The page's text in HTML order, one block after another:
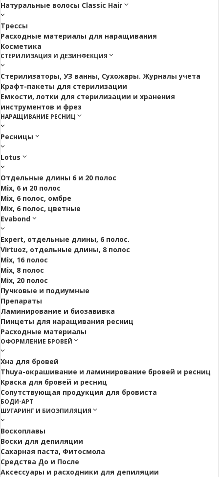
Натуральные волосы Classic Hair
Трессы
Расходные материалы для наращивания
Косметика
СТЕРИЛИЗАЦИЯ И ДЕЗИНФЕКЦИЯ
Стерилизаторы, УЗ ванны, Сухожары. Журналы учета
Крафт-пакеты для стерилизации
Емкости, лотки для стерилизации и хранения
инструментов и фрез
НАРАЩИВАНИЕ РЕСНИЦ
Ресницы
Lotus
Отдельные длины 6 и 20 полос
Mix, 6 и 20 полос
Mix, 6 полос, омбре
Mix, 6 полос, цветные
Evabond
Expert, отдельные длины, 6 полос.
Virtuoz, отдельные длины, 8 полос
Mix, 16 полос
Mix, 8 полос
Mix, 20 полос
Пучковые и подиумные
Препараты
Ламинирование и биозавивка
Пинцеты для наращивания ресниц
Расходные материалы
ОФОРМЛЕНИЕ БРОВЕЙ
Хна для бровей
Thuya-окрашивание и ламинирование бровей и ресниц
Краска для бровей и ресниц
Сопутствующая продукция для бровиста
БОДИ-АРТ
ШУГАРИНГ И БИОЭПИЛЯЦИЯ
Воскоплавы
Воски для депиляции
Сахарная паста, Фитосмола
Средства До и После
Аксессуары и расходники для депиляции